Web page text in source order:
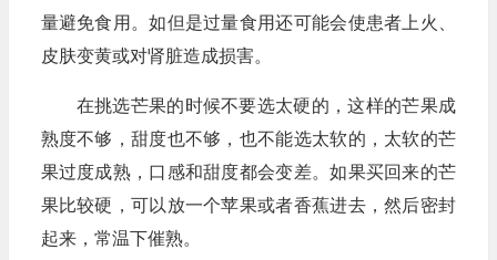
量避免食用。如但是过量食用还可能会使患者上火、
皮肤变黄或对肾脏造成损害。
在挑选芒果的时候不要选太硬的，这样的芒果成
熟度不够，甜度也不够，也不能选太软的，太软的芒
果过度成熟，口感和甜度都会变差。如果买回来的芒
果比较硬，可以放一个苹果或者香蕉进去，然后密封
起来，常温下催熟。